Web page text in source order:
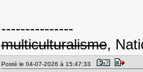
---------------
multiculturalisme,
Posté le 04-07-2026 à 15:47:33